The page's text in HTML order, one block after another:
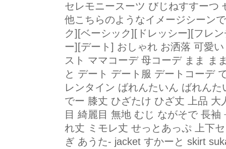
セレモニースーツ びじねすすーつ
他こちらのようなイメージシーン
ク][ベーシック][ドレッシー][フレ
ー][デート] おしゃれ お洒落 可愛
スト ママコーデ 母コーデ まま ま
と デート デート服 デートコーデ
レンタイン ばれんたいん ばれん
でー 膝丈 ひざたけ ひざ丈 上品
目 綺麗目 無地 むじ ながそで 長
れ丈 ミモレ丈 せっとあっぷ 上下
ぎ あうた- jacket すかーと skirt